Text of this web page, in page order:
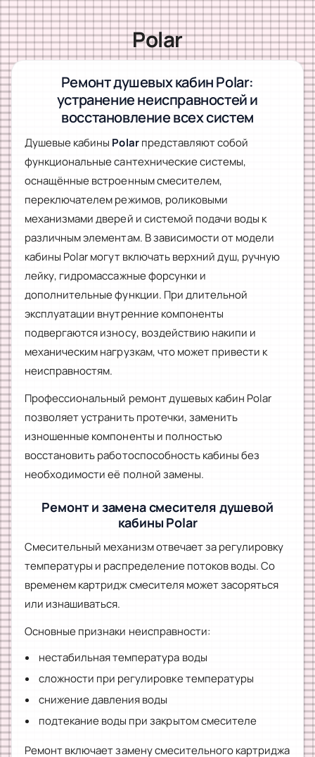
Polar
Ремонт душевых кабин Polar:
устранение неисправностей и
восстановление всех систем
Душевые кабины Polarпредставляют собой
функциональные сантехнические системы,
оснащённые встроенным смесителем,
переключателем режимов, роликовыми
механизмами дверей и системой подачи воды к
различным элементам. В зависимости от модели
кабины Polar могут включать верхний душ, ручную
лейку, гидромассажные форсунки и
дополнительные функции. При длительной
эксплуатации внутренние компоненты
подвергаются износу, воздействию накипи и
механическим нагрузкам, что может привести к
неисправностям.
Профессиональный ремонт душевых кабин Polar
позволяет устранить протечки, заменить
изношенные компоненты и полностью
восстановить работоспособность кабины без
необходимости её полной замены.
Ремонт и замена смесителя душевой
кабины Polar
Смесительный механизм отвечает за регулировку
температуры и распределение потоков воды. Со
временем картридж смесителя может засоряться
или изнашиваться.
Основные признаки неисправности:
нестабильная температура воды
сложности при регулировке температуры
снижение давления воды
подтекание воды при закрытом смесителе
Ремонт включает замену смесительного картриджа